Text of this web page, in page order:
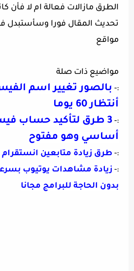
الطرق مازالات فعالة ام لا فأن
تحديث المقال فورا وسأستبدل
مواقع
مواضيع ذات صلة
:- بالصور تغيير اسم
أنتظار 60 يوما
:-
3 طرق لتأكيد حساب
أساسي وهو مفتوح
:- طرق زيادة متابعين
:- زيادة مشاهدات يوتيوب
بدون الحاجة للبرامج مجانا